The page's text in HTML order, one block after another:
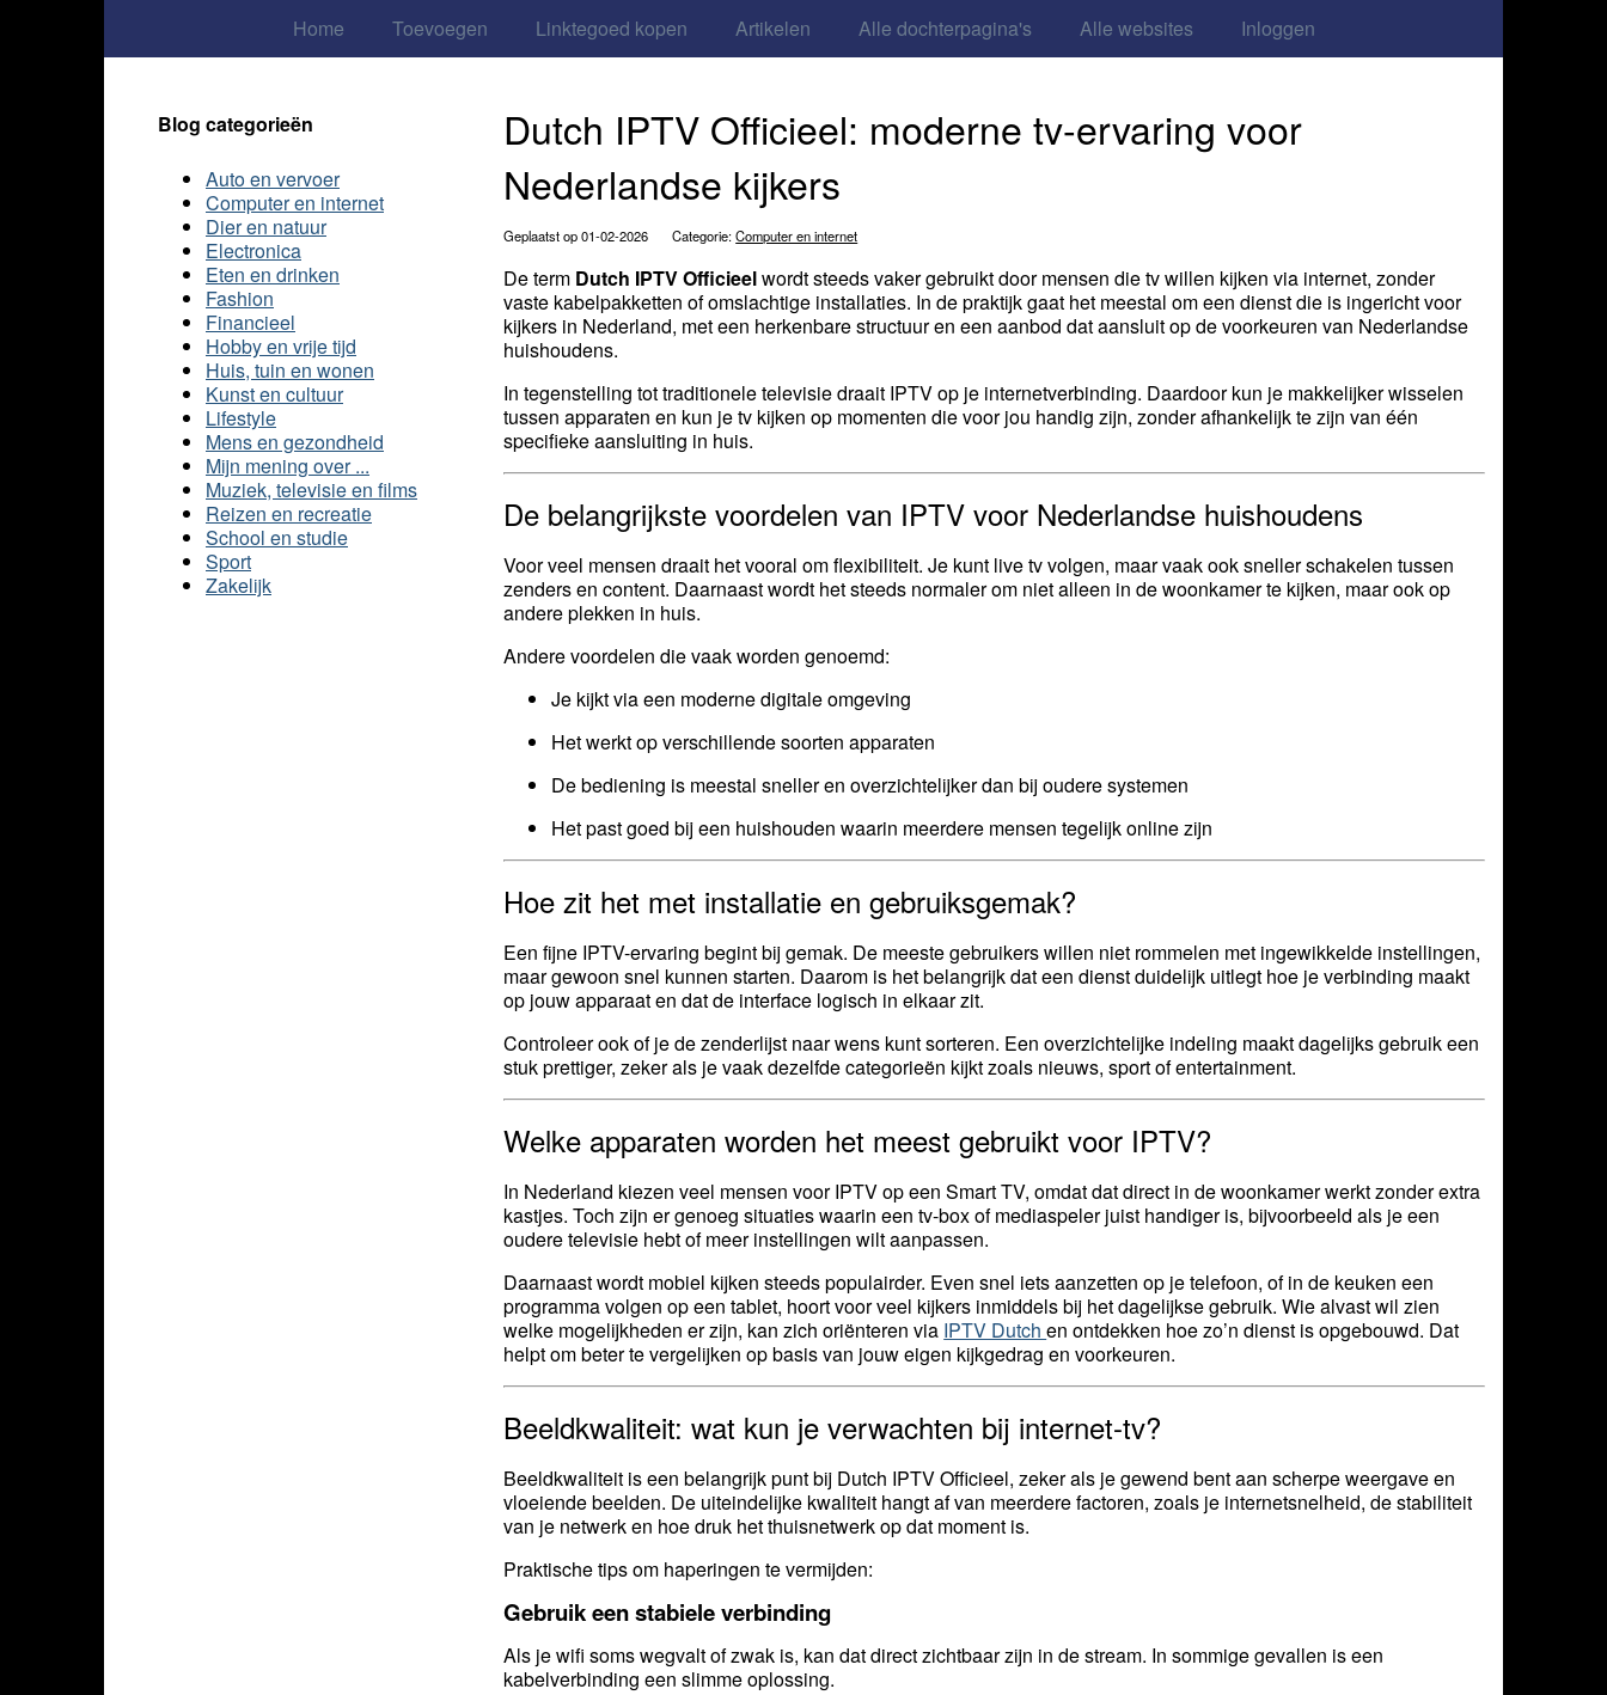
Home Toevoegen Linktegoed kopen Artikelen Alle dochterpagina's Alle websites Inloggen
Dutch IPTV Officieel: moderne tv-ervaring voor
Nederlandse kijkers
Geplaatst op 01-02-2026 Categorie:Computer en internet
De term Dutch IPTV Officieelwordt steeds vaker gebruikt door mensen die tv willen kijken via internet, zonder
vaste kabelpakketten of omslachtige installaties. In de praktijk gaat het meestal om een dienst die is ingericht voor
kijkers in Nederland, met een herkenbare structuur en een aanbod dat aansluit op de voorkeuren van Nederlandse
huishoudens.
In tegenstelling tot traditionele televisie draait IPTV op je internetverbinding. Daardoor kun je makkelijker wisselen
tussen apparaten en kun je tv kijken op momenten die voor jou handig zijn, zonder afhankelijk te zijn van één
specifieke aansluiting in huis.
De belangrijkste voordelen van IPTV voor Nederlandse huishoudens
Voor veel mensen draait het vooral om flexibiliteit. Je kunt live tv volgen, maar vaak ook sneller schakelen tussen
zenders en content. Daarnaast wordt het steeds normaler om niet alleen in de woonkamer te kijken, maar ook op
andere plekken in huis.
Andere voordelen die vaak worden genoemd:
Je kijkt via een moderne digitale omgeving
Het werkt op verschillende soorten apparaten
De bediening is meestal sneller en overzichtelijker dan bij oudere systemen
Het past goed bij een huishouden waarin meerdere mensen tegelijk online zijn
Hoe zit het met installatie en gebruiksgemak?
Een fijne IPTV-ervaring begint bij gemak. De meeste gebruikers willen niet rommelen met ingewikkelde instellingen,
maar gewoon snel kunnen starten. Daarom is het belangrijk dat een dienst duidelijk uitlegt hoe je verbinding maakt
op jouw apparaat en dat de interface logisch in elkaar zit.
Controleer ook of je de zenderlijst naar wens kunt sorteren. Een overzichtelijke indeling maakt dagelijks gebruik een
stuk prettiger, zeker als je vaak dezelfde categorieën kijkt zoals nieuws, sport of entertainment.
Welke apparaten worden het meest gebruikt voor IPTV?
In Nederland kiezen veel mensen voor IPTV op een Smart TV, omdat dat direct in de woonkamer werkt zonder extra
kastjes. Toch zijn er genoeg situaties waarin een tv-box of mediaspeler juist handiger is, bijvoorbeeld als je een
oudere televisie hebt of meer instellingen wilt aanpassen.
Daarnaast wordt mobiel kijken steeds populairder. Even snel iets aanzetten op je telefoon, of in de keuken een
programma volgen op een tablet, hoort voor veel kijkers inmiddels bij het dagelijkse gebruik. Wie alvast wil zien
welke mogelijkheden er zijn, kan zich oriënteren via IPTV Dutchen ontdekken hoe zo’n dienst is opgebouwd. Dat
helpt om beter te vergelijken op basis van jouw eigen kijkgedrag en voorkeuren.
Beeldkwaliteit: wat kun je verwachten bij internet-tv?
Beeldkwaliteit is een belangrijk punt bij Dutch IPTV Officieel, zeker als je gewend bent aan scherpe weergave en
vloeiende beelden. De uiteindelijke kwaliteit hangt af van meerdere factoren, zoals je internetsnelheid, de stabiliteit
van je netwerk en hoe druk het thuisnetwerk op dat moment is.
Praktische tips om haperingen te vermijden:
Gebruik een stabiele verbinding
Als je wifi soms wegvalt of zwak is, kan dat direct zichtbaar zijn in de stream. In sommige gevallen is een
kabelverbinding een slimme oplossing.
Blog categorieën
Auto en vervoer
Computer en internet
Dier en natuur
Electronica
Eten en drinken
Fashion
Financieel
Hobby en vrije tijd
Huis, tuin en wonen
Kunst en cultuur
Lifestyle
Mens en gezondheid
Mijn mening over ...
Muziek, televisie en films
Reizen en recreatie
School en studie
Sport
Zakelijk